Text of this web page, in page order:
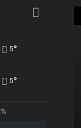
5°
5°